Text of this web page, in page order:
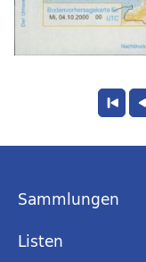
Sammlungen
Listen